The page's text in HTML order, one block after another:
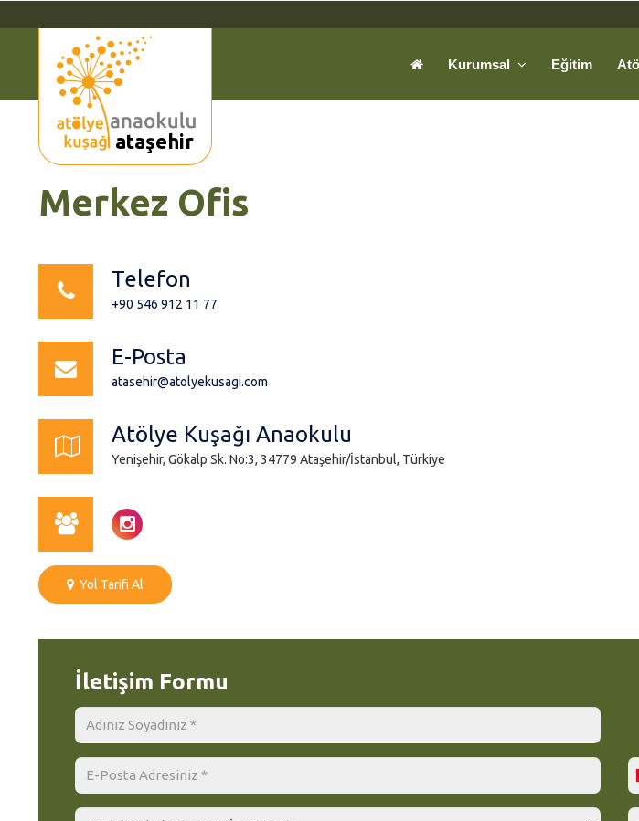
ataşehir
Kurumsal Eğitim
Merkez Ofis
Telefon
+90 546 912 11 77
E-Posta
atasehir@atolyekusagi.com
Atölye Kuşağı Anaokulu
Yenişehir, Gökalp Sk. No:3, 34779 Ataşehir/İstanbul, Türkiye
Yol Tarifi Al
İletişim Formu